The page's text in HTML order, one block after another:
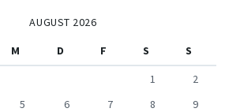
AUGUST 2026
M D F S
S
1
2
5 6 7 8
9